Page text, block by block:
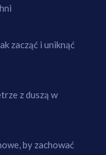
zacząć i uniknąć
z duszą w
by zachować